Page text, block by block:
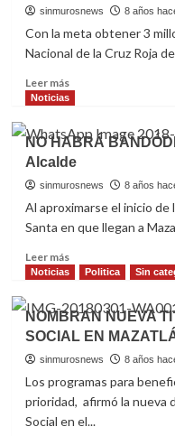
EL
QUELITE,
SER
MÁGICO”
sinmurosnews 8 años
Con la meta obtener 3
Nacional de la Cruz Roja
Leer másRead
more
ARRANCA
LA
COLECTA
NACIONAL
2018
CRUZ
EN
Noticias
NO HABRÁ
Alcalde
sinmurosnews 8 años
Al aproximarse el inicio de
Santa en que llegan a
Leer másRead
more
NO
HABRÁ
BANDÓDROMO
EN
ALTAS:
Alcalde
Noticias Politica Sin
NOMBRAN NUEVA
SOCIAL EN
sinmurosnews 8 años
Los programas para
prioridad, afirmó la nueva
Social en el...